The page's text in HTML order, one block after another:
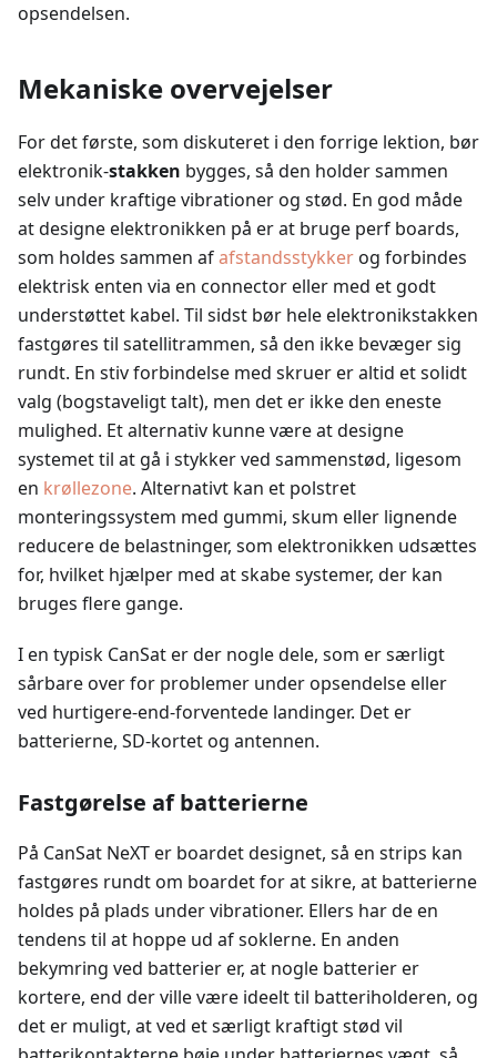
opsendelsen.
Mekaniske overvejelser
For det første, som diskuteret i den forrige lektion, bør
elektronik-stakken bygges, så den holder sammen
selv under kraftige vibrationer og stød. En god måde
at designe elektronikken på er at bruge perf boards,
som holdes sammen afafstandsstykkerog forbindes
elektrisk enten via en connector eller med et godt
understøttet kabel. Til sidst bør hele elektronikstakken
fastgøres til satellitrammen, så den ikke bevæger sig
rundt. En stiv forbindelse med skruer er altid et solidt
valg (bogstaveligt talt), men det er ikke den eneste
mulighed. Et alternativ kunne være at designe
systemet til at gå i stykker ved sammenstød, ligesom
en krøllezone. Alternativt kan et polstret
monteringssystem med gummi, skum eller lignende
reducere de belastninger, som elektronikken udsættes
for, hvilket hjælper med at skabe systemer, der kan
bruges flere gange.
I en typisk CanSat er der nogle dele, som er særligt
sårbare over for problemer under opsendelse eller
ved hurtigere-end-forventede landinger. Det er
batterierne, SD-kortet og antennen.
Fastgørelse af batterierne
På CanSat NeXT er boardet designet, så en strips kan
fastgøres rundt om boardet for at sikre, at batterierne
holdes på plads under vibrationer. Ellers har de en
tendens til at hoppe ud af soklerne. En anden
bekymring ved batterier er, at nogle batterier er
kortere, end der ville være ideelt til batteriholderen, og
det er muligt, at ved et særligt kraftigt stød vil